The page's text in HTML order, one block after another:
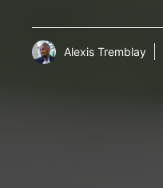
Alexis Tremblay